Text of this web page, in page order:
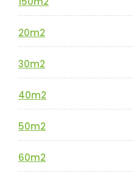
20m2
30m2
40m2
50m2
60m2